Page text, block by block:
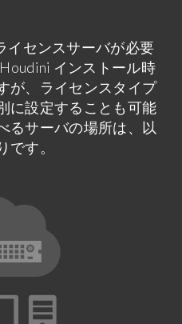
イセンスサーバが必要
インストール時
が、ライセンスタイプ
に設定することも可能
るサーバの場所は、以
です。